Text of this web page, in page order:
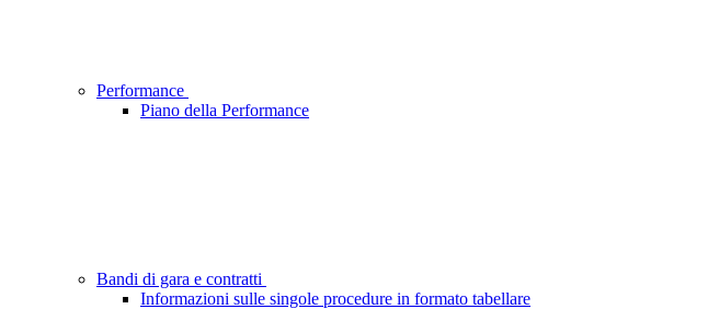
Performance
Piano della Performance
Bandi di gara e contratti
Informazioni sulle singole procedure in formato tabellare